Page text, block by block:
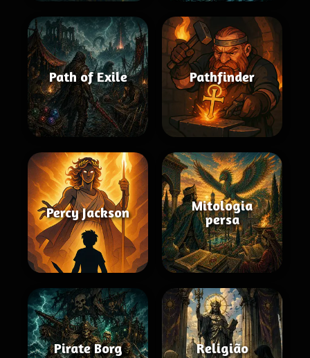
Path of Exile Pathfinder
Percy Jackson
Mitologia
persa
Pirate Borg Religião